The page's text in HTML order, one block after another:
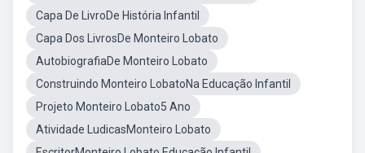
Capa De LivroDe História Infantil
Capa Dos LivrosDe Monteiro Lobato
AutobiografiaDe Monteiro Lobato
Construindo Monteiro LobatoNa Educação Infantil
Projeto Monteiro Lobato5 Ano
Atividade LudicasMonteiro Lobato